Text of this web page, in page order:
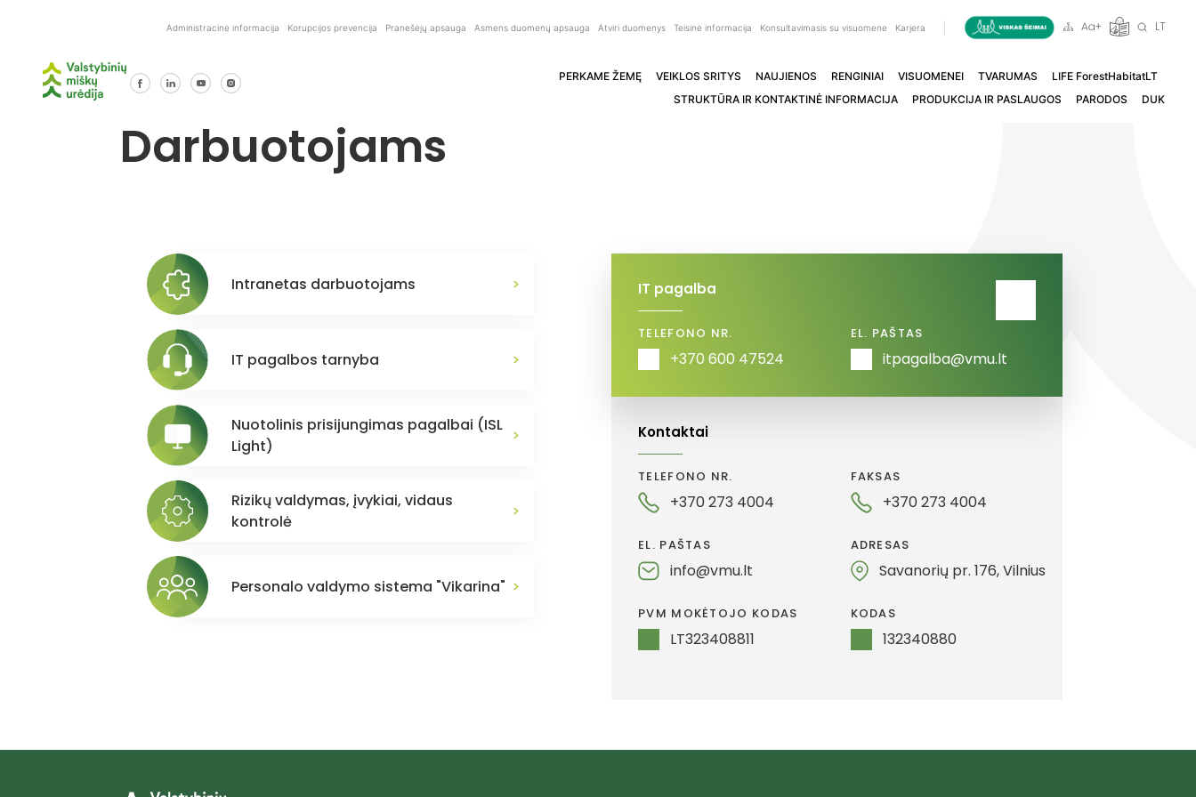
Administracinė informacija Korupcijos prevencija Pranešėjų apsauga Asmens duomenų apsauga Atviri duomenys Teisinė informacija Konsultavimasis su visuomene Karjera LT
PERKAME ŽEMĘ VEIKLOS SRITYS NAUJIENOS RENGINIAI VISUOMENEI TVARUMAS
LIFE ForestHabitatLT
STRUKTŪRA IR KONTAKTINĖ INFORMACIJA
PRODUKCIJA IR PASLAUGOS PARODOS DUK
Darbuotojams
Intranetas darbuotojams >
IT pagalbos tarnyba >
Nuotolinis prisijungimas pagalbai (ISL
Light)
>
Rizikų valdymas, įvykiai, vidaus
kontrolė
>
Personalo valdymo sistema "Vikarina" >
IT pagalba
TELEFONO NR.
+370 600 47524
EL. PAŠTAS
itpagalba@vmu.lt
Kontaktai
TELEFONO NR.
+370 273 4004
FAKSAS
+370 273 4004
EL. PAŠTAS
info@vmu.lt
ADRESAS
Savanorių pr. 176, Vilnius
PVM MOKĖTOJO KODAS
LT323408811
KODAS
132340880